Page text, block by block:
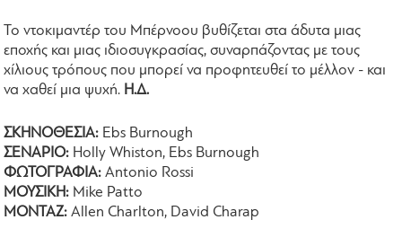
Το ντοκιμαντέρ του Μπέρνοου βυθίζεται στα άδυτα μιας
εποχής και μιας ιδιοσυγκρασίας, συναρπάζοντας με τους
χίλιους τρόπους που μπορεί να προφητευθεί το μέλλον - και
να χαθεί μια ψυχή. Η.Δ.
ΣΚΗΝΟΘΕΣΙΑ: Ebs Burnough
ΣΕΝΑΡΙΟ: Holly Whiston, Ebs Burnough
ΦΩΤΟΓΡΑΦΙΑ:Antonio Rossi
ΜΟΥΣΙΚΗ: Mike Patto
ΜΟΝΤΑΖ:Allen Charlton, David Charap